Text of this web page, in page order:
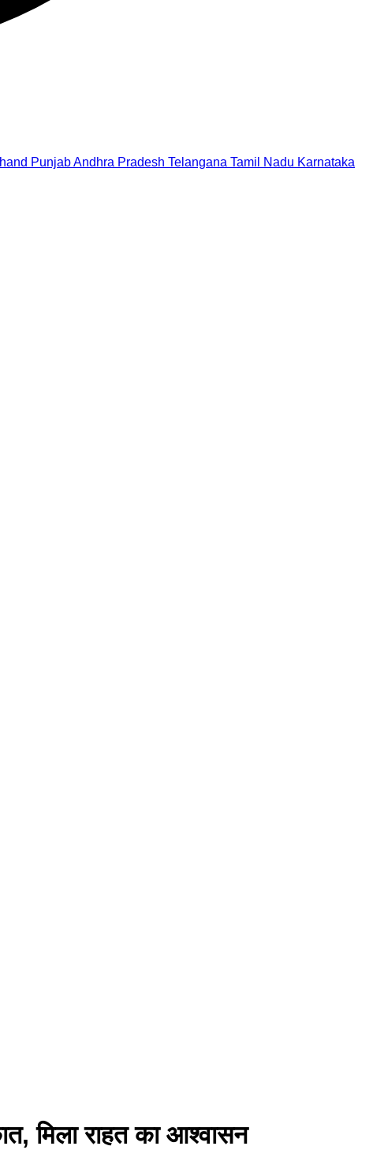
PunjabAndhra Pradesh Telangana Tamil Nadu Karnataka
मिला राहत का आश्वासन